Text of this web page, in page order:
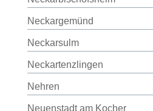
Neckargemünd
Neckarsulm
Neckartenzlingen
Nehren
Neuenstadt am Kocher